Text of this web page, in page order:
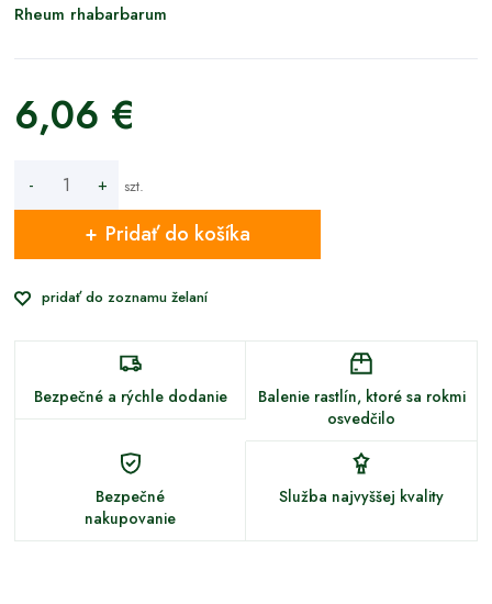
Rheum rhabarbarum
6,06 €
- + szt.
Pridať do košíka
pridať do zoznamu želaní
Bezpečné a rýchle dodanie
Balenie rastlín, ktoré sa rokmi
osvedčilo
Bezpečné
nakupovanie
Služba najvyššej kvality